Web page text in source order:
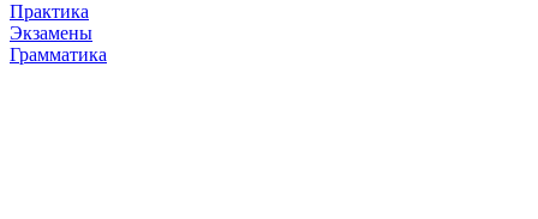
Практика
Экзамены
Грамматика